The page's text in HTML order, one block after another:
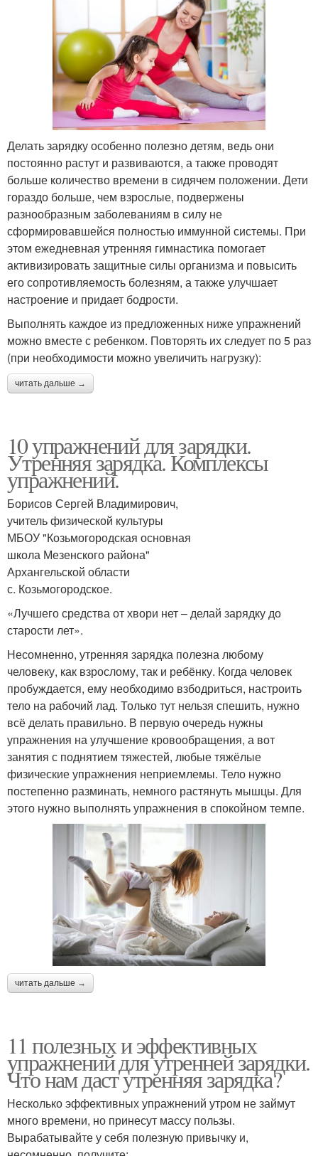
Делать зарядку особенно полезно детям, ведь они
постоянно растут и развиваются, а также проводят
больше количество времени в сидячем положении. Дети
гораздо больше, чем взрослые, подвержены
разнообразным заболеваниям в силу не
сформировавшейся полностью иммунной системы. При
этом ежедневная утренняя гимнастика помогает
активизировать защитные силы организма и повысить
его сопротивляемость болезням, а также улучшает
настроение и придает бодрости.
Выполнять каждое из предложенных ниже упражнений
можно вместе с ребенком. Повторять их следует по 5 раз
(при необходимости можно увеличить нагрузку):
читать дальше →
10 упражнений для зарядки.
Утренняя зарядка. Комплексы
упражнений.
Борисов Сергей Владимирович,
учитель физической культуры
МБОУ "Козьмогородская основная
школа Мезенского района"
Архангельской области
с. Козьмогородское.
«Лучшего средства от хвори нет – делай зарядку до
старости лет».
Несомненно, утренняя зарядка полезна любому
человеку, как взрослому, так и ребёнку. Когда человек
пробуждается, ему необходимо взбодриться, настроить
тело на рабочий лад. Только тут нельзя спешить, нужно
всё делать правильно. В первую очередь нужны
упражнения на улучшение кровообращения, а вот
занятия с поднятием тяжестей, любые тяжёлые
физические упражнения неприемлемы. Тело нужно
постепенно разминать, немного растянуть мышцы. Для
этого нужно выполнять упражнения в спокойном темпе.
читать дальше →
11 полезных и эффективных
упражнений для утренней зарядки.
Что нам даст утренняя зарядка?
Несколько эффективных упражнений утром не займут
много времени, но принесут массу пользы.
Вырабатывайте у себя полезную привычку и,